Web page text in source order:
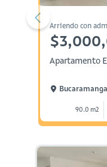
Arriendo con
Apartamento
90.0 m2